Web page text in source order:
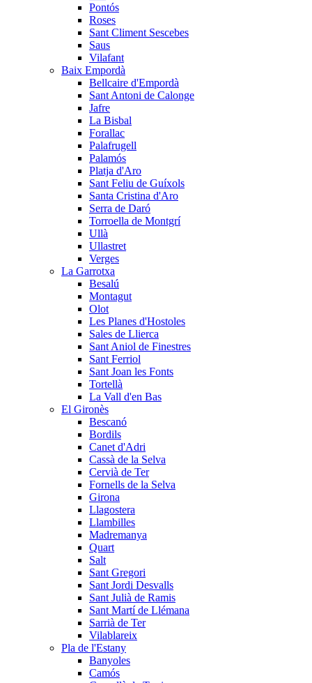
Pontós
Roses
Sant Climent Sescebes
Saus
Vilafant
Baix Empordà
Bellcaire d'Empordà
Sant Antoni de Calonge
Jafre
La Bisbal
Forallac
Palafrugell
Palamós
Platja d'Aro
Sant Feliu de Guíxols
Santa Cristina d'Aro
Serra de Daró
Torroella de Montgrí
Ullà
Ullastret
Verges
La Garrotxa
Besalú
Montagut
Olot
Les Planes d'Hostoles
Sales de Llierca
Sant Aniol de Finestres
Sant Ferriol
Sant Joan les Fonts
Tortellà
La Vall d'en Bas
El Gironès
Bescanó
Bordils
Canet d'Adri
Cassà de la Selva
Cervià de Ter
Fornells de la Selva
Girona
Llagostera
Llambilles
Madremanya
Quart
Salt
Sant Gregori
Sant Jordi Desvalls
Sant Julià de Ramis
Sant Martí de Llémana
Sarrià de Ter
Vilablareix
Pla de l'Estany
Banyoles
Camós